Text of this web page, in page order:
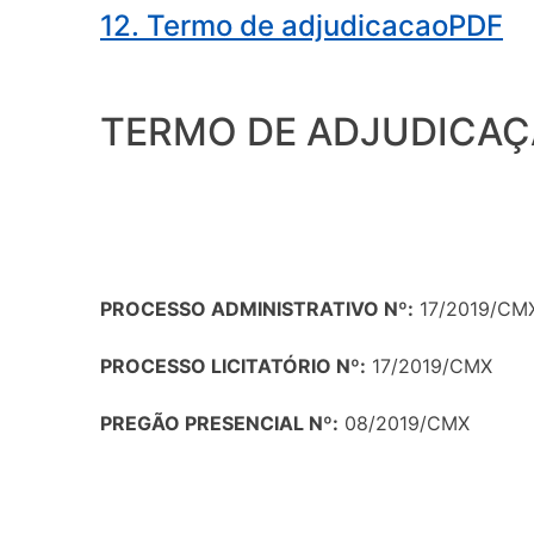
12. Termo de adjudicacaoPDF
TERMO DE
PROCESSO ADMINISTRATIVO Nº: 17/2019/
PROCESSO LICITATÓRIO Nº: 17/2019/CMX
PREGÃO PRESENCIAL Nº: 08/2019/CMX